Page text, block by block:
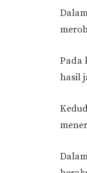
Pada
hasil